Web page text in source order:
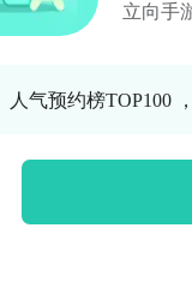
立向手
人公，
人气预约榜TOP100